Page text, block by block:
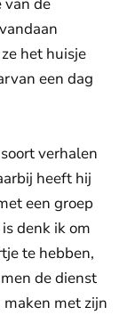
van de
het huisje
een dag
verhalen
heeft hij
een groep
denk ik om
te hebben,
de dienst
met zijn